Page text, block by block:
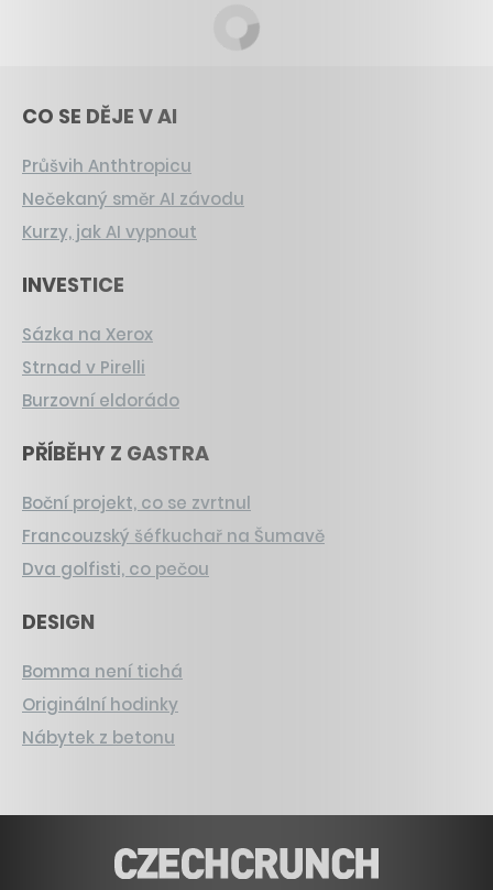
CO SE DĚJE V AI
Průšvih Anthtropicu
Nečekaný směr AI závodu
Kurzy, jak AI vypnout
INVESTICE
Sázka na Xerox
Strnad v Pirelli
Burzovní eldorádo
PŘÍBĚHY Z GASTRA
Boční projekt, co se zvrtnul
Francouzský šéfkuchař na Šumavě
Dva golfisti, co pečou
DESIGN
Bomma není tichá
Originální hodinky
Nábytek z betonu